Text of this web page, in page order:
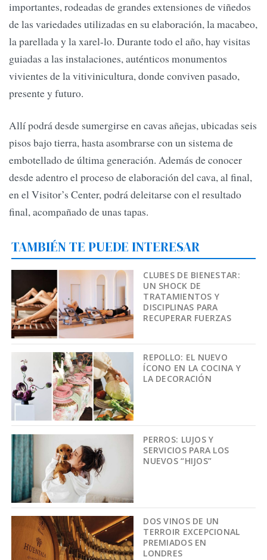
importantes, rodeadas de grandes extensiones de viñedos
de las variedades utilizadas en su elaboración, la macabeo,
la parellada y la xarel-lo. Durante todo el año, hay visitas
guiadas a las instalaciones, auténticos monumentos
vivientes de la vitivinicultura, donde conviven pasado,
presente y futuro.
Allí podrá desde sumergirse en cavas añejas, ubicadas seis
pisos bajo tierra, hasta asombrarse con un sistema de
embotellado de última generación. Además de conocer
desde adentro el proceso de elaboración del cava, al final,
en el Visitor’s Center, podrá deleitarse con el resultado
final, acompañado de unas tapas.
TAMBIÉN TE PUEDE INTERESAR
CLUBES DE BIENESTAR:
UN SHOCK DE
TRATAMIENTOS Y
DISCIPLINAS PARA
RECUPERAR FUERZAS
REPOLLO: EL NUEVO
ÍCONO EN LA COCINA Y
LA DECORACIÓN
PERROS: LUJOS Y
SERVICIOS PARA LOS
NUEVOS “HIJOS”
DOS VINOS DE UN
TERROIR EXCEPCIONAL
PREMIADOS EN
LONDRES